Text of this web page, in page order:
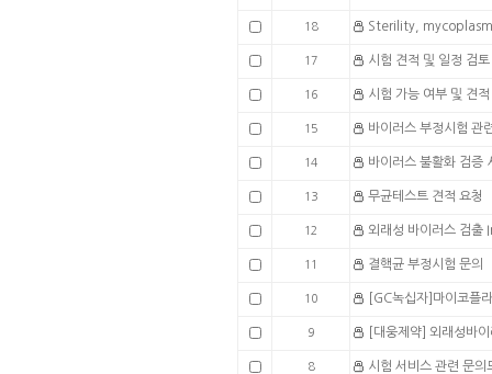
18 Sterility,
17 시험 견적 및 일정 검
16 시험 가능 여부 및 견
15 바이러스 부정시험 관
14 바이러스 불활화 검증
13 무균테스트 견적 요청
12 외래성 바이러스 검출
11 결핵균 부정시험 문의
10 [GC녹십자]마이코플
9 [대웅제약] 외래성바
8 시험 서비스 관련 문의